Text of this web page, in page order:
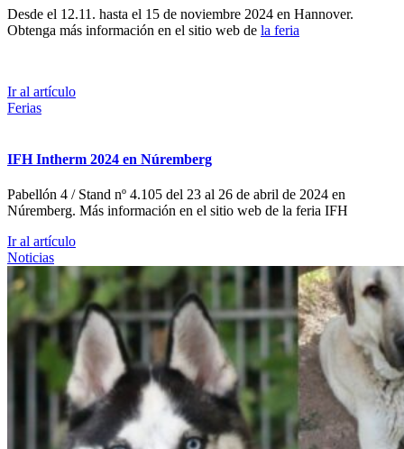
Desde el 12.11. hasta el 15 de noviembre 2024 en Hannover.
Obtenga más información en el sitio web de la feria
Ir al artículo
Ferias
IFH Intherm 2024 en Núremberg
Pabellón 4 / Stand nº 4.105 del 23 al 26 de abril de 2024 en
Núremberg. Más información en el sitio web de la feria IFH
Ir al artículo
Noticias